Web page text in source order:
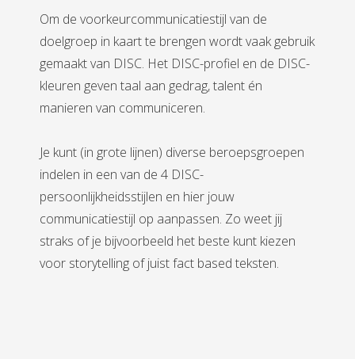
Om de voorkeurcommunicatiestijl van de
doelgroep in kaart te brengen wordt vaak gebruik
gemaakt van DISC. Het DISC-profiel en de DISC-
kleuren geven taal aan gedrag, talent én
manieren van communiceren.
Je kunt (in grote lijnen) diverse beroepsgroepen
indelen in een van de 4 DISC-
persoonlijkheidsstijlen en hier jouw
communicatiestijl op aanpassen. Zo weet jij
straks of je bijvoorbeeld het beste kunt kiezen
voor storytelling of juist fact based teksten.